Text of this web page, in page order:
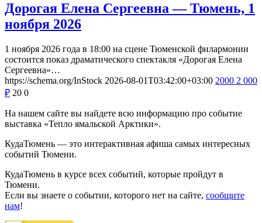
Дорогая Елена Сергеевна — Тюмень, 1
ноября 2026
1 ноября 2026 года в 18:00 на сцене Тюменской филармонии
состоится показ драматического спектакля «Дорогая Елена
Сергеевна»…
https://schema.org/InStock 2026-08-01T03:42:00+03:00 2000 2 000
₽ 20 0
На нашем сайте вы найдете всю информацию про событие
выставка «Тепло ямальской Арктики».
КудаТюмень — это интерактивная афиша самых интересных
событий Тюмени.
КудаТюмень в курсе всех событий, которые пройдут в
Тюмени.
Если вы знаете о событии, которого нет на сайте, сообщите
нам!